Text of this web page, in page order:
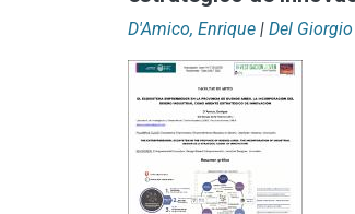
D'Amico, Enrique | Del